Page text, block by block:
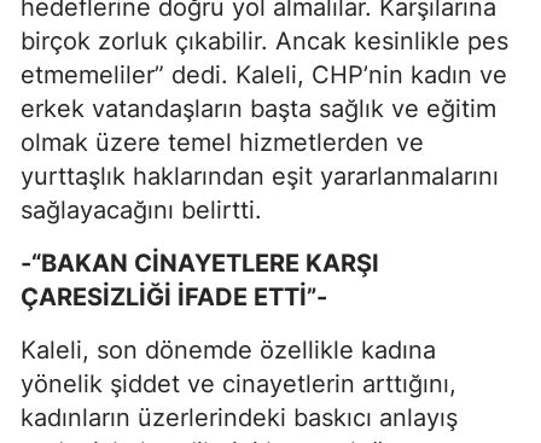
hedeflerine doğru yol almalılar. Karşılarına
birçok zorluk çıkabilir. Ancak kesinlikle pes
etmemeliler” dedi. Kaleli, CHP’nin kadın ve
erkek vatandaşların başta sağlık ve eğitim
olmak üzere temel hizmetlerden ve
yurttaşlık haklarından eşit yararlanmalarını
sağlayacağını belirtti.
-“BAKAN CİNAYETLERE KARŞI
ÇARESİZLİĞİ İFADE ETTİ”-
Kaleli, son dönemde özellikle kadına
yönelik şiddet ve cinayetlerin arttığını,
kadınların üzerlerindeki baskıcı anlayış